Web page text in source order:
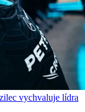
vychvaluje lídra